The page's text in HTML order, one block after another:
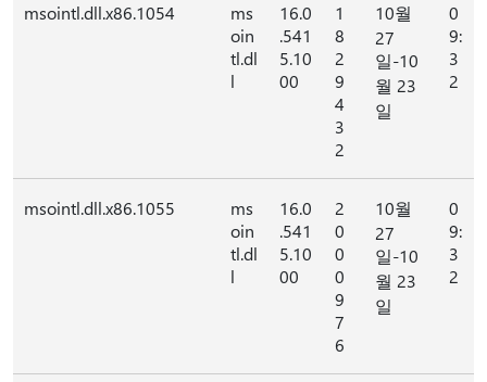
msointl.dll.x86.1054
ms
oin
tl.dl
l
16.0
.541
5.10
00
1
8
2
9
4
3
2
10월
27
일-10
월 23
일
0
9:
3
2
msointl.dll.x86.1055
ms
oin
tl.dl
l
16.0
.541
5.10
00
2
0
0
0
9
7
6
10월
27
일-10
월 23
일
0
9:
3
2